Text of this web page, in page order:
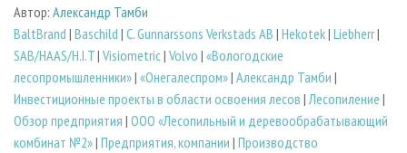
Автор: Александр Тамби
BaltBrand | Baschild | C. Gunnarssons Verkstads AB | Hekotek| Liebherr|
SAB/HAAS/H.I.T| Visiometric| Volvo | «Вологодские
лесопромышленники»| «Онегалеспром»| Александр Тамби |
Инвестиционные проекты в области освоения лесов | Лесопиление |
Обзор предприятия | ООО «Лесопильный и деревообрабатывающий
комбинат №2»| Предприятия, компании | Производство